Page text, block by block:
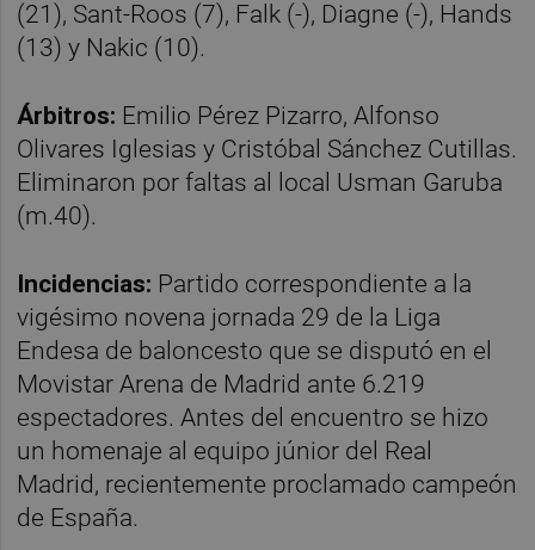
(21), Sant-Roos (7), Falk (-), Diagne (-), Hands
(13) y Nakic (10).
Árbitros: Emilio Pérez Pizarro, Alfonso
Olivares Iglesias y Cristóbal Sánchez Cutillas.
Eliminaron por faltas al local Usman Garuba
(m.40).
Incidencias: Partido correspondiente a la
vigésimo novena jornada 29 de la Liga
Endesa de baloncesto que se disputó en el
Movistar Arena de Madrid ante 6.219
espectadores. Antes del encuentro se hizo
un homenaje al equipo júnior del Real
Madrid, recientemente proclamado campeón
de España.